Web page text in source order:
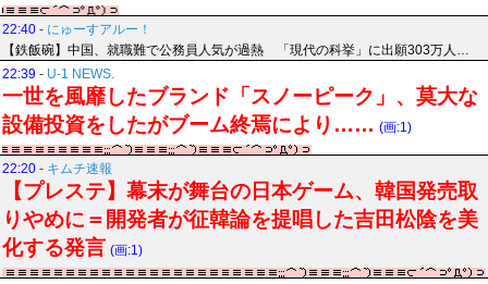
22:40 - にゅーすアルー！
【鉄飯碗】中国、就職難で公務員人気が過熱 「現代の科挙」に出願303万人…
22:39 - U-1 NEWS.
一世を風靡したブランド「スノーピーク」、莫大な
設備投資をしたがブーム終焉により…… (画:1)
22:20 - キムチ速報
【プレステ】幕末が舞台の日本ゲーム、韓国発売取
りやめに＝開発者が征韓論を提唱した吉田松陰を美
化する発言 (画:1)